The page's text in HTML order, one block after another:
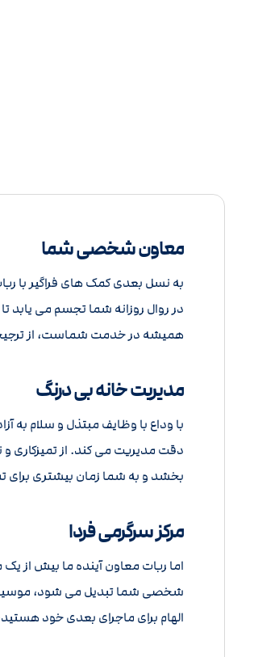
معاون شخصی شما
به نسل بعدی کمک های فراگیر با
در روال روزانه شما تجسم می یابد
همیشه در خدمت شماست، از
مدیریت خانه بی درنگ
با وداع با وظایف مبتذل و سلام به
دقت مدیریت می کند. از تمیزکاری
بخشد و به شما زمان بیشتری برای
مرکز سرگرمی فردا
اما ربات معاون آینده ما بیش از
شخصی شما تبدیل می شود،
الهام برای ماجرای بعدی خود